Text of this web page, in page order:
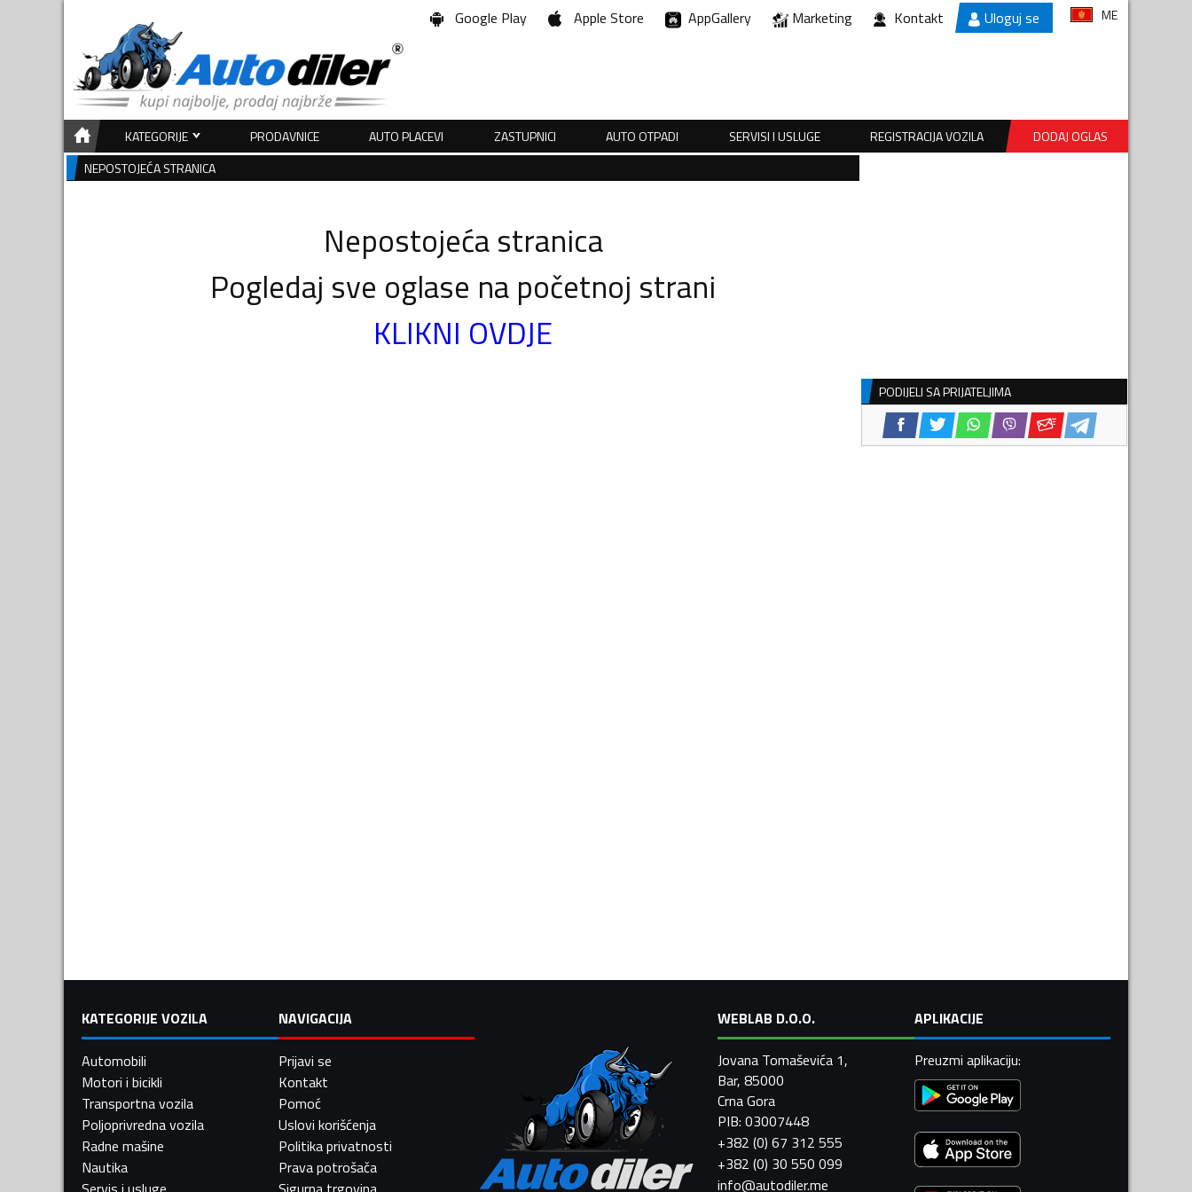
Google Play Apple Store AppGallery Marketing Kontakt Uloguj se ME
KATEGORIJE PRODAVNICE AUTO PLACEVI ZASTUPNICI AUTO OTPADI SERVISI I USLUGE REGISTRACIJA VOZILA
DODAJ OGLAS
NEPOSTOJEĆA STRANICA
Nepostojeća stranica
Pogledaj sve oglase na početnoj strani
KLIKNI OVDJE
PODIJELI SA PRIJATELJIMA
KATEGORIJE VOZILA
Automobili
Motori i bicikli
Transportna vozila
Poljoprivredna vozila
Radne mašine
Nautika
NAVIGACIJA
Prijavi se
Kontakt
Pomoć
Uslovi korišćenja
Politika privatnosti
Prava potrošača
WEBLAB D.O.O.
Jovana Tomaševića 1,
Bar, 85000
Crna Gora
PIB: 03007448
+382 (0) 67 312 555
+382 (0) 30 550 099
info@autodiler.me
APLIKACIJE
Preuzmi aplikaciju: